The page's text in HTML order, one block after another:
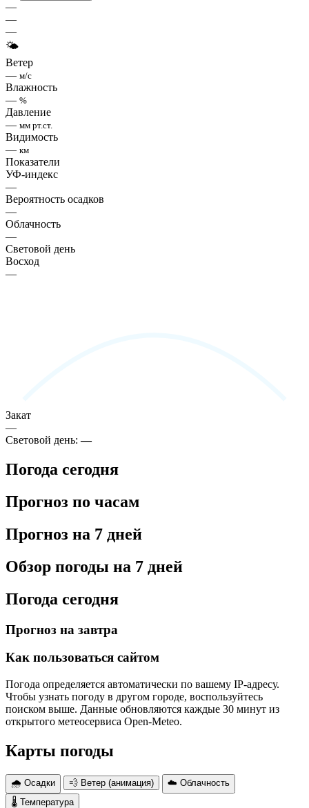
—
—
—
🌤
Ветер
— м/с
Влажность
— %
Давление
— мм рт.ст.
Видимость
— км
Показатели
УФ-индекс
—
Вероятность осадков
—
Облачность
—
Световой день
Восход
—
Закат
—
Световой день:—
Погода сегодня
Прогноз по часам
Прогноз на 7 дней
Обзор погоды на 7 дней
Погода сегодня
Прогноз на завтра
Как пользоваться сайтом
Погода определяется автоматически по вашему IP-адресу.
Чтобы узнать погоду в другом городе, воспользуйтесь
поиском выше. Данные обновляются каждые 30 минут из
открытого метеосервиса Open-Meteo.
Карты погоды
🌧 Осадки 💨 Ветер (анимация)
☁️ Облачность
🌡 Температура